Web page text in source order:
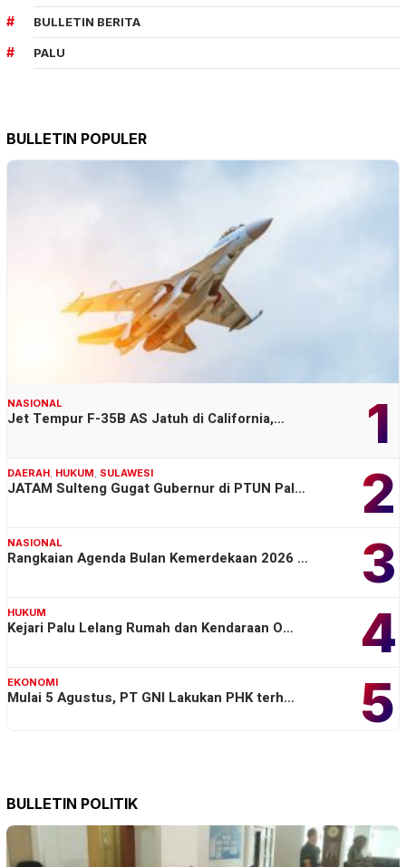
BULLETIN BERITA
PALU
BULLETIN POPULER
1
NASIONAL
Jet Tempur F-35B AS Jatuh di California,…
2
DAERAH, HUKUM, SULAWESI
JATAM Sulteng Gugat Gubernur di PTUN Pal…
3
NASIONAL
Rangkaian Agenda Bulan Kemerdekaan 2026 …
4
HUKUM
Kejari Palu Lelang Rumah dan Kendaraan O…
5
EKONOMI
Mulai 5 Agustus, PT GNI Lakukan PHK terh…
BULLETIN POLITIK